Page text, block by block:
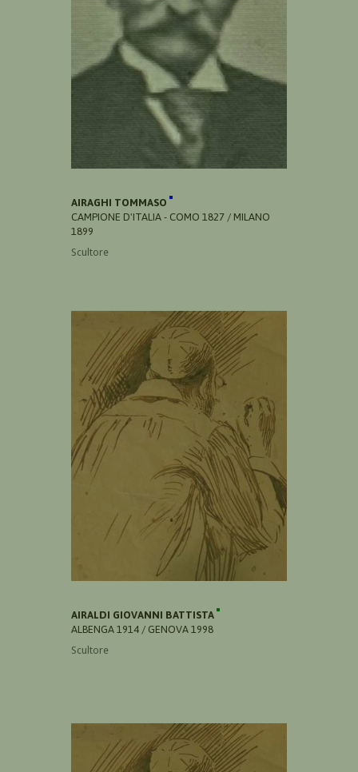
AIRAGHI TOMMASO
CAMPIONE D'ITALIA - COMO 1827 / MILANO
1899
Scultore
AIRALDI GIOVANNI BATTISTA
ALBENGA 1914 / GENOVA 1998
Scultore